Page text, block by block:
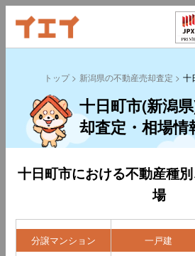
トップ 新潟県の不動産売却査定 十
十日町市(新潟
却査定・相場情
十日町市における不動産種
場
分譲マンション 一戸建